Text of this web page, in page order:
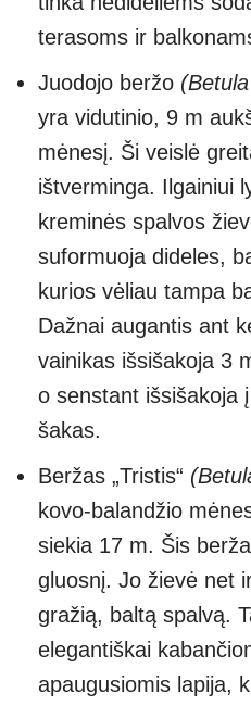
terasoms ir
Juodojo beržo
yra vidutinio, 9 m
mėnesį. Ši veislė
ištverminga. Ilgainiui
kreminės spalvos
suformuoja dideles,
kurios vėliau tampa
Dažnai augantis ant
vainikas išsišakoja 3
o senstant išsišakoja
šakas.
Beržas „Tristis“
kovo-balandžio
siekia 17 m. Šis
gluosnį. Jo žievė net
gražią, baltą spalvą.
elegantiškai
apaugusiomis lapija,